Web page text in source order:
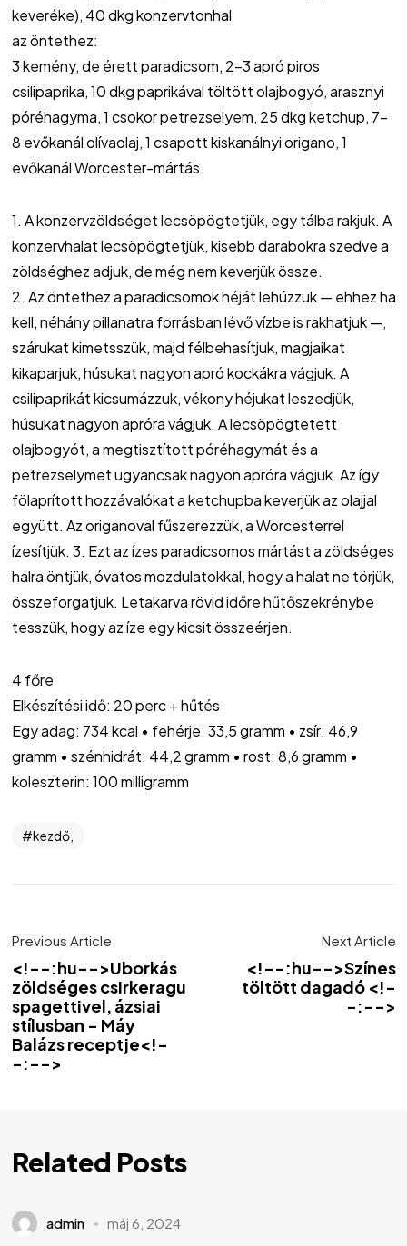
keveréke), 40 dkg konzervtonhal
az öntethez:
3 kemény, de érett paradicsom, 2-3 apró piros
csilipaprika, 10 dkg paprikával töltött olajbogyó, arasznyi
póréhagyma, 1 csokor petrezselyem, 25 dkg ketchup, 7-
8 evőkanál olívaolaj, 1 csapott kiskanálnyi origano, 1
evőkanál Worcester-mártás
1. A konzervzöldséget lecsöpögtetjük, egy tálba rakjuk. A
konzervhalat lecsöpögtetjük, kisebb darabokra szedve a
zöldséghez adjuk, de még nem keverjük össze.
2. Az öntethez a paradicsomok héját lehúzzuk — ehhez ha
kell, néhány pillanatra forrásban lévő vízbe is rakhatjuk —,
szárukat kimetsszük, majd félbehasítjuk, magjaikat
kikaparjuk, húsukat nagyon apró kockákra vágjuk. A
csilipaprikát kicsumázzuk, vékony héjukat leszedjük,
húsukat nagyon apróra vágjuk. A lecsöpögtetett
olajbogyót, a megtisztított póréhagymát és a
petrezselymet ugyancsak nagyon apróra vágjuk. Az így
fölaprított hozzávalókat a ketchupba keverjük az olajjal
együtt. Az origanoval fűszerezzük, a Worcesterrel
ízesítjük. 3. Ezt az ízes paradicsomos mártást a zöldséges
halra öntjük, óvatos mozdulatokkal, hogy a halat ne törjük,
összeforgatjuk. Letakarva rövid időre hűtőszekrénybe
tesszük, hogy az íze egy kicsit összeérjen.
4 főre
Elkészítési idő: 20 perc + hűtés
Egy adag: 734 kcal • fehérje: 33,5 gramm • zsír: 46,9
gramm • szénhidrát: 44,2 gramm • rost: 8,6 gramm •
koleszterin: 100 milligramm
kezdő,
Previous Article
<!--:hu-->Uborkás
zöldséges csirkeragu
spagettivel, ázsiai
stílusban - Máy
Balázs receptje<!-
-:-->
Next Article
<!--:hu-->Színes
töltött dagadó <!-
-:-->
Related Posts
admin máj 6, 2024